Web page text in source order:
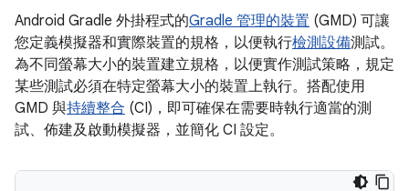
Android Gradle 外掛程式的Gradle 管理的裝置 (GMD) 可讓
您定義模擬器和實際裝置的規格，以便執行檢測設備測試。
為不同螢幕大小的裝置建立規格，以便實作測試策略，規定
某些測試必須在特定螢幕大小的裝置上執行。搭配使用
GMD 與持續整合 (CI)，即可確保在需要時執行適當的測
試、佈建及啟動模擬器，並簡化 CI 設定。